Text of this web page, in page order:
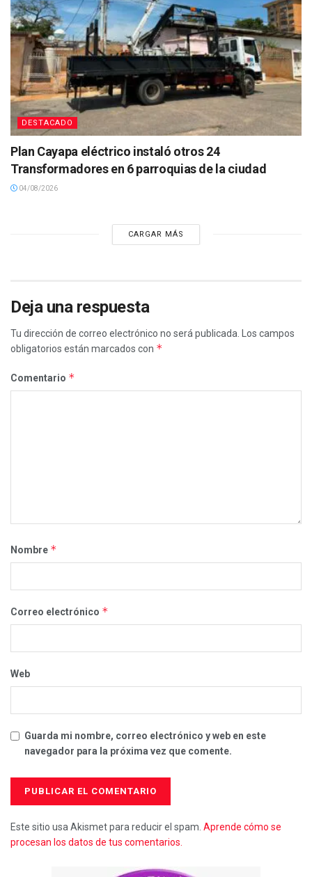
DESTACADO
Plan Cayapa eléctrico instaló otros 24
Transformadores en 6 parroquias de la ciudad
04/08/2026
CARGAR MÁS
Deja una respuesta
Tu dirección de correo electrónico no será publicada.
Los campos
obligatorios están marcados con *
Comentario *
Nombre *
Correo electrónico *
Web
Guarda mi nombre, correo electrónico y web en este
navegador para la próxima vez que comente.
Este sitio usa Akismet para reducir el spam. Aprende cómo se
procesan los datos de tus comentarios.